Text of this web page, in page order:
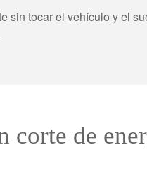
sin tocar el vehículo y el
corte de